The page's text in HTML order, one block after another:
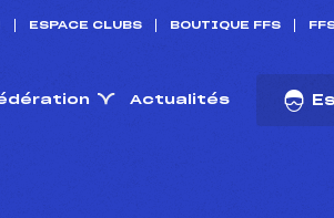
ESPACE CLUBS BOUTIQUE FFS
Actualités